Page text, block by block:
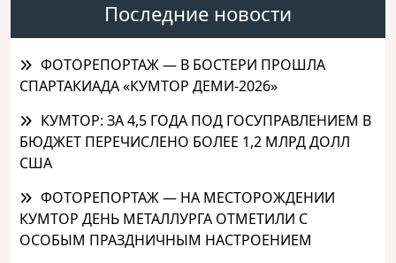
Последние новости
ФОТОРЕПОРТАЖ — В БОСТЕРИ ПРОШЛА
СПАРТАКИАДА «КУМТОР ДЕМИ-2026»
КУМТОР: ЗА 4,5 ГОДА ПОД ГОСУПРАВЛЕНИЕМ В
БЮДЖЕТ ПЕРЕЧИСЛЕНО БОЛЕЕ 1,2 МЛРД ДОЛЛ
США
ФОТОРЕПОРТАЖ — НА МЕСТОРОЖДЕНИИ
КУМТОР ДЕНЬ МЕТАЛЛУРГА ОТМЕТИЛИ С
ОСОБЫМ ПРАЗДНИЧНЫМ НАСТРОЕНИЕМ